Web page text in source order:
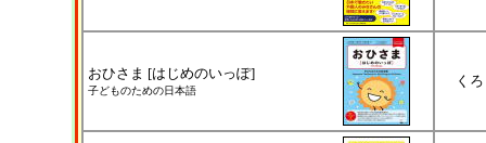
おひさま [はじめのいっぽ]
子どものための日本語
く